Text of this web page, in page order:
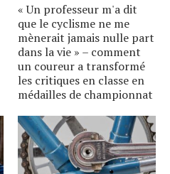
« Un professeur m'a dit
que le cyclisme ne me
mènerait jamais nulle part
dans la vie » – comment
un coureur a transformé
les critiques en classe en
médailles de championnat